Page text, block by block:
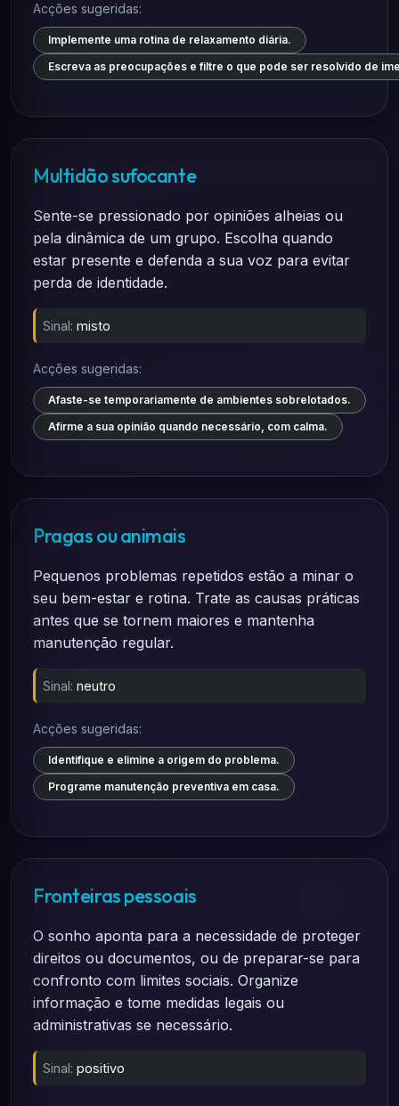
Acções sugeridas:
Implemente uma rotina de relaxamento diária.
Escreva as preocupações e filtre o que pode ser resolvido de
Multidão sufocante
Sente-se pressionado por opiniões alheias ou
pela dinâmica de um grupo. Escolha quando
estar presente e defenda a sua voz para evitar
perda de identidade.
Sinal: misto
Acções sugeridas:
Afaste-se temporariamente de ambientes sobrelotados.
Afirme a sua opinião quando necessário, com calma.
Pragas ou animais
Pequenos problemas repetidos estão a minar o
seu bem-estar e rotina. Trate as causas práticas
antes que se tornem maiores e mantenha
manutenção regular.
Sinal: neutro
Acções sugeridas:
Identifique e elimine a origem do problema.
Programe manutenção preventiva em casa.
Fronteiras pessoais
O sonho aponta para a necessidade de proteger
direitos ou documentos, ou de preparar-se para
confronto com limites sociais. Organize
informação e tome medidas legais ou
administrativas se necessário.
Sinal: positivo